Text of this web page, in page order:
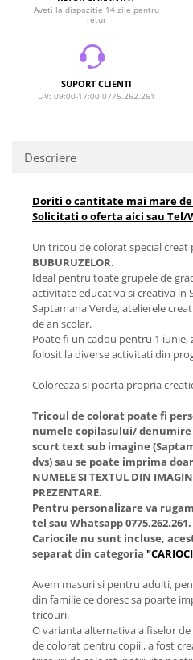
Aveti la dispozitie 14 zile pentru
retur
SUPORT CLIENTI
L-V: 09:00-17:00 0775.262.261
Descriere
Doriti o cantitate mai mare
Solicitati o oferta aici sau Tel/
Un tricou de colorat special creat
BUBURUZELOR.
Ideal pentru toate grupele de
activitate educativa si creativa in
Saptamana Verde, atelierele
de an scolar.
Poate fi un cadou pentru 1 iunie,
folosit la diverse activitati din
Coloreaza si poarta propria
Tricoul de colorat poate fi
numele copilasului/ denumire
scurt text sub imagine
dvs) sau se poate imprima
NUMELE SI TEXTUL DIN
PREZENTARE.
Pentru personalizare va
tel sau Whatsapp 0775.262.261.
Cariocile nu sunt incluse,
separat din categoria
Avem masuri si pentru adulti,
din familie ce doresc sa poarte
tricouri.
O varianta alternativa a fiselor
de colorat pentru copii , a fost